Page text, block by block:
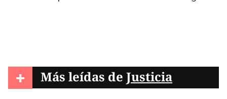
+ Más leídas de Justicia